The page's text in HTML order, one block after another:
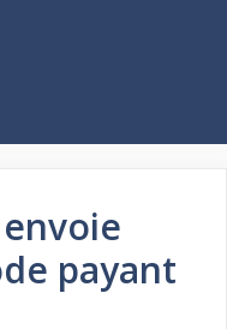
payant